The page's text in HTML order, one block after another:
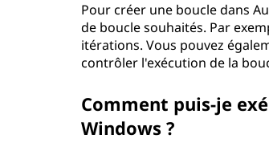
Pour créer une boucle dans
de boucle souhaités. Par
itérations. Vous pouvez
contrôler l'exécution de la
Comment puis-je
Windows ?